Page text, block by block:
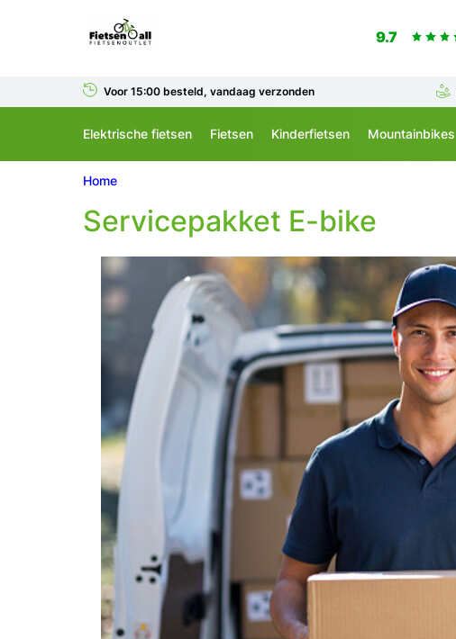
9.7
Voor 15:00 besteld, vandaag verzonden
Elektrische fietsen Fietsen Kinderfietsen Mountainbikes
Home
Servicepakket E-bike